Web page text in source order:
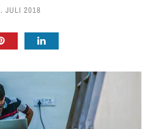
JULI 2018